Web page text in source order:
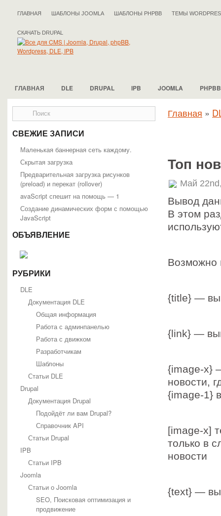
ГЛАВНАЯ ШАБЛОНЫ JOOMLA ШАБЛОНЫ PHPBB ТЕМЫ
СКАЧАТЬ DRUPAL
ГЛАВНАЯ DLE DRUPAL IPB JOOMLA PHPBB
СВЕЖИЕ ЗАПИСИ
Маленькая баннерная сеть каждому.
Скрытая загрузка
Предварительная загрузка рисунков
(preload) и перекат (rollover)
avaScript спешит на помощь — 1
Создание динамических форм с помощью
JavaScript
ОБЪЯВЛЕНИЕ
РУБРИКИ
DLE
Документация DLE
Общая информация
Работа с админпанелью
Работа с движком
Разработчикам
Шаблоны
Статьи DLE
Drupal
Документация Drupal
Подойдёт ли вам Drupal?
Справочник API
Статьи Drupal
IPB
Статьи IPB
Joomla
Статьи о Joomla
SEO, Поисковая оптимизация и
продвижение
Главная »
Топ
Май
Вывод
В этом
Возможно
{title} —
{link} —
{image-x}
новости,
{image-1}
[image-x]
только в
новости
{text} —